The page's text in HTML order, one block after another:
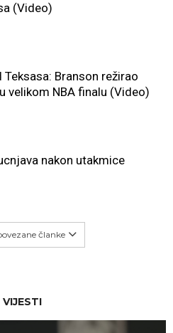
(Video)
Branson režirao
velikom NBA finalu (Video)
nakon utakmice
članke